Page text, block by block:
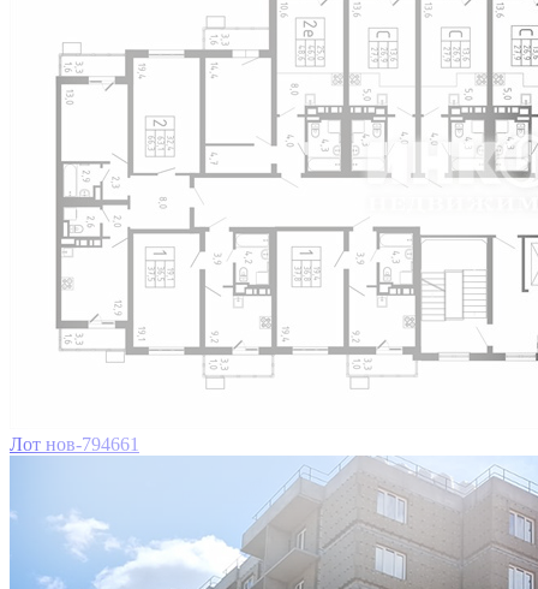
Лот нов-794661